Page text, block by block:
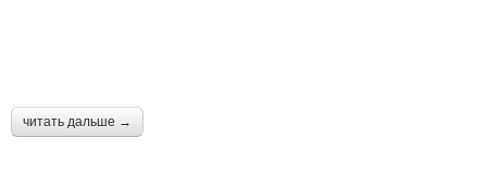
читать дальше →